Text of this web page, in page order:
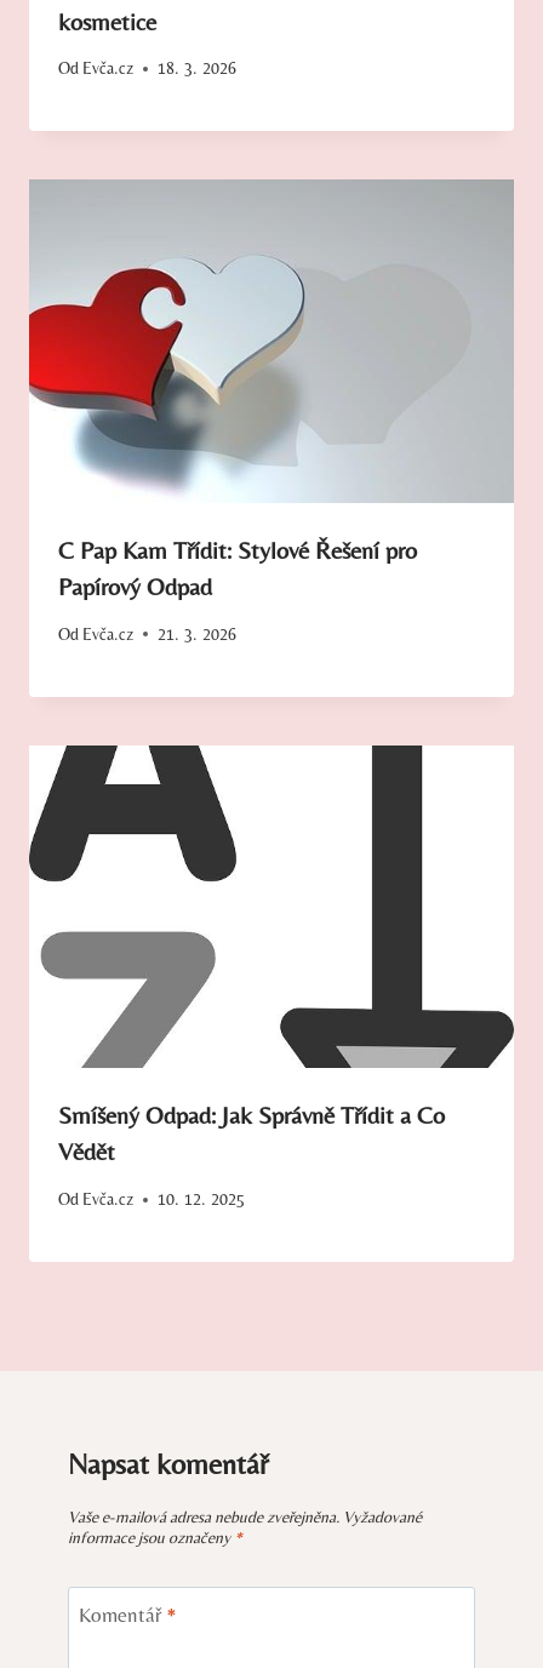
kosmetice
Od Evča.cz 18. 3. 2026
C Pap Kam Třídit: Stylové Řešení pro
Papírový Odpad
Od Evča.cz 21. 3. 2026
Smíšený Odpad: Jak Správně Třídit a Co
Vědět
Od Evča.cz 10. 12. 2025
Napsat komentář
Vaše e-mailová adresa nebude zveřejněna. Vyžadované
informace jsou označeny *
Komentář *